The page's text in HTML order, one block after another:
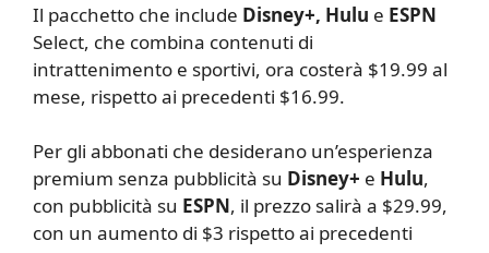
Il pacchetto che include Disney+, Hulu e ESPN
Select, che combina contenuti di
intrattenimento e sportivi, ora costerà $19.99 al
mese, rispetto ai precedenti $16.99.
Per gli abbonati che desiderano un’esperienza
premium senza pubblicità su Disney+ e Hulu,
con pubblicità su ESPN, il prezzo salirà a $29.99,
con un aumento di $3 rispetto ai precedenti